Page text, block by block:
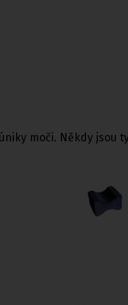
moči. Někdy jsou